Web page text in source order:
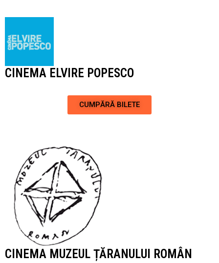
CINEMA ELVIRE POPESCO
CUMPĂRĂ BILETE
CINEMA MUZEUL ȚĂRANULUI ROMÂN